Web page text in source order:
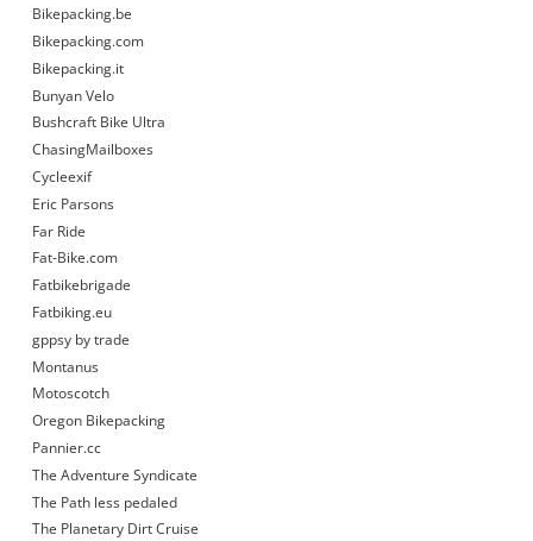
Bikepacking.be
Bikepacking.com
Bikepacking.it
Bunyan Velo
Bushcraft Bike Ultra
ChasingMailboxes
Cycleexif
Eric Parsons
Far Ride
Fat-Bike.com
Fatbikebrigade
Fatbiking.eu
gppsy by trade
Montanus
Motoscotch
Oregon Bikepacking
Pannier.cc
The Adventure Syndicate
The Path less pedaled
The Planetary Dirt Cruise